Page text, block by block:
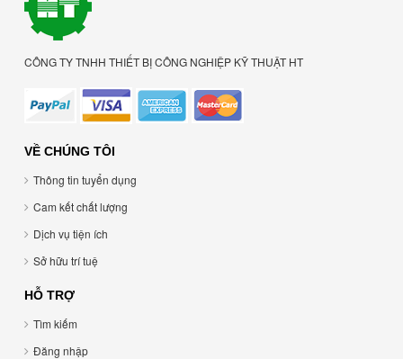
CÔNG TY TNHH THIẾT BỊ CÔNG NGHIỆP KỸ THUẬT HT
VỀ CHÚNG TÔI
Thông tin tuyển dụng
Cam kết chất lượng
Dịch vụ tiện ích
Sở hữu trí tuệ
HỖ TRỢ
Tìm kiếm
Đăng nhập